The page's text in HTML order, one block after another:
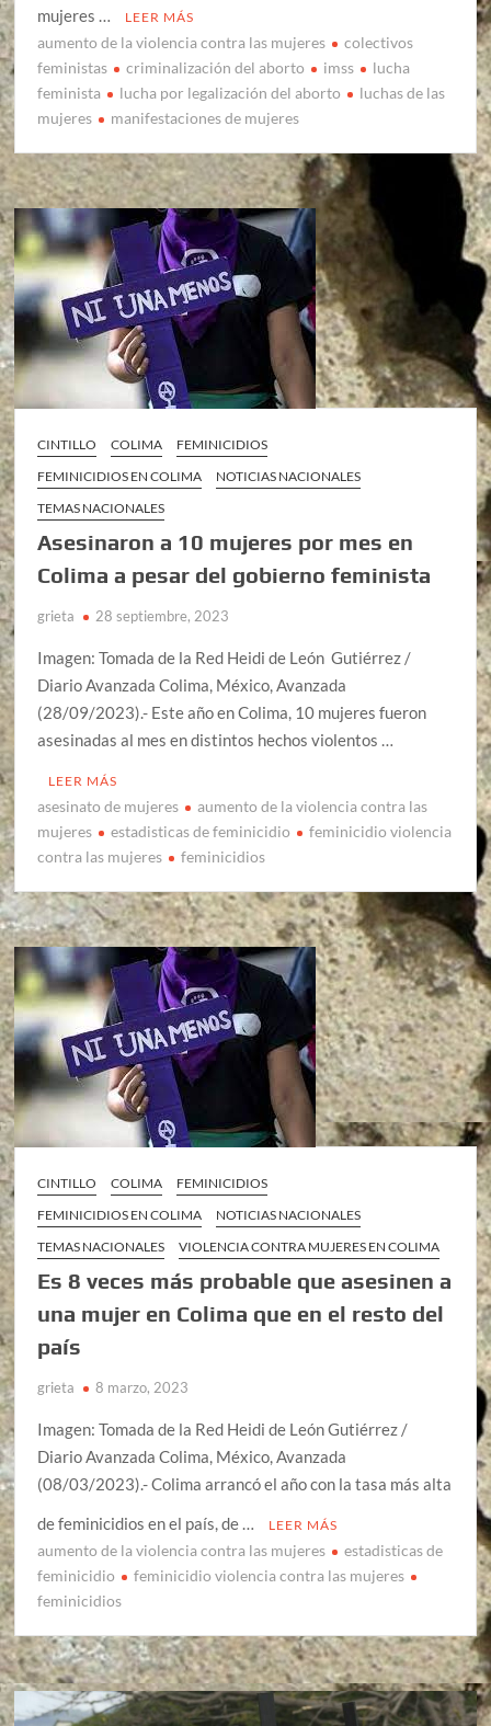
mujeres … LEER MÁS
aumento de la violencia contra las mujeres
colectivos
feministas
criminalización del aborto imss
lucha
feminista
lucha por legalización del aborto
luchas de las
mujeres
manifestaciones de mujeres
CINTILLO COLIMA
FEMINICIDIOS
FEMINICIDIOS EN COLIMA
NOTICIAS NACIONALES
TEMAS NACIONALES
Asesinaron a 10 mujeres por mes en
Colima a pesar del gobierno feminista
grieta 28 septiembre, 2023
Imagen: Tomada de la Red Heidi de León Gutiérrez /
Diario Avanzada Colima, México, Avanzada
(28/09/2023).- Este año en Colima, 10 mujeres fueron
asesinadas al mes en distintos hechos violentos …
LEER MÁS
asesinato de mujeres
aumento de la violencia contra las
mujeres
estadisticas de feminicidio
feminicidio violencia
contra las mujeres
feminicidios
CINTILLO COLIMA
FEMINICIDIOS
FEMINICIDIOS EN COLIMA
NOTICIAS NACIONALES
TEMAS NACIONALES
VIOLENCIA CONTRA MUJERES EN COLIMA
Es 8 veces más probable que asesinen a
una mujer en Colima que en el resto del
país
grieta 8 marzo, 2023
Imagen: Tomada de la Red Heidi de León Gutiérrez /
Diario Avanzada Colima, México, Avanzada
(08/03/2023).- Colima arrancó el año con la tasa más alta
de feminicidios en el país, de …
LEER MÁS
aumento de la violencia contra las mujeres
estadisticas de
feminicidio
feminicidio violencia contra las mujeres
feminicidios